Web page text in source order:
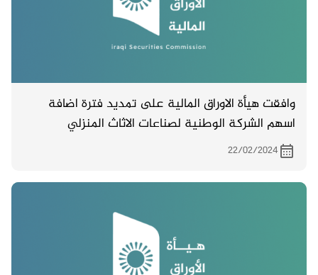
وافقت هيأة الاوراق المالية على تمديد فترة اضافة
اسهم الشركة الوطنية لصناعات الاثاث المنزلي
المتحققة من الزيادة الى التداول لمدة اربعة اشهر من
تسجيل الشركات .
22/02/2024